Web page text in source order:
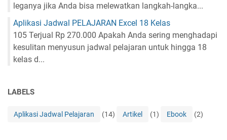
leganya jika Anda bisa melewatkan langkah-langka...
Aplikasi Jadwal PELAJARAN Excel 18 Kelas
105 Terjual Rp 270.000 Apakah Anda sering menghadapi
kesulitan menyusun jadwal pelajaran untuk hingga 18
kelas d...
LABELS
Aplikasi Jadwal Pelajaran (14) Artikel (1) Ebook (2)